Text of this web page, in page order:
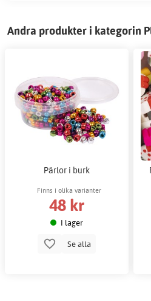
Andra produkter i kategorin
Pärlor i burk
Finns i olika varianter
48 kr
I lager
Se alla